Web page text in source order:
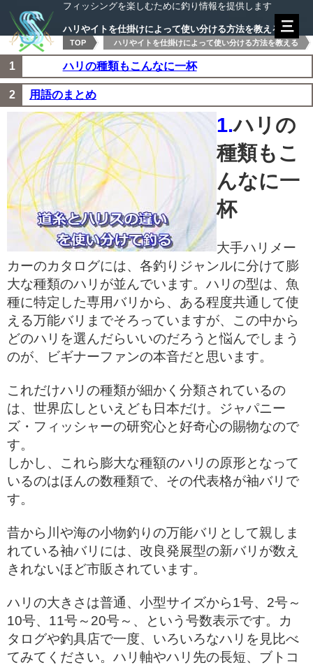
フィッシングを楽しむために釣り情報を提供します
ハリやイトを仕掛けによって使い分ける方法を教える
TOP ハリやイトを仕掛けによって使い分ける方法を教える
ハリの種類もこんなに一杯
用語のまとめ
1.ハリの
種類もこ
んなに一
杯
大手ハリメー
カーのカタログには、各釣りジャンルに分けて膨
大な種類のハリが並んでいます。ハリの型は、魚
種に特定した専用バリから、ある程度共通して使
える万能バリまでそろっていますが、この中から
どのハリを選んだらいいのだろうと悩んでしまう
のが、ビギナーファンの本音だと思います。
これだけハリの種類が細かく分類されているの
は、世界広しといえども日本だけ。ジャパニー
ズ・フィッシャーの研究心と好奇心の賜物なので
す。
しかし、これら膨大な種額のハリの原形となって
いるのはほんの数種類で、その代表格が袖バリで
す。
昔から川や海の小物釣りの万能バリとして親しま
れている袖バリには、改良発展型の新バリが数え
きれないほど市販されています。
ハリの大きさは普通、小型サイズから1号、2号～
10号、11号～20号～、という号数表示です。カ
タログや釣具店で一度、いろいろなハリを見比べ
てみてください。ハリ軸やハリ先の長短、ブトコ